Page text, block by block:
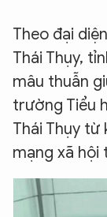
Theo đại
Thái Thụy,
mâu thuẫn
trường Tiểu
Thái Thụy từ
mạng xã hội